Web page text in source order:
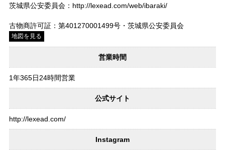
茨城県公安委員会：http://lexead.com/web/ibaraki/
古物商許可証：第401270001499号・茨城県公安委員会
地図を見る
営業時間
1年365日24時間営業
公式サイト
http://lexead.com/
Instagram